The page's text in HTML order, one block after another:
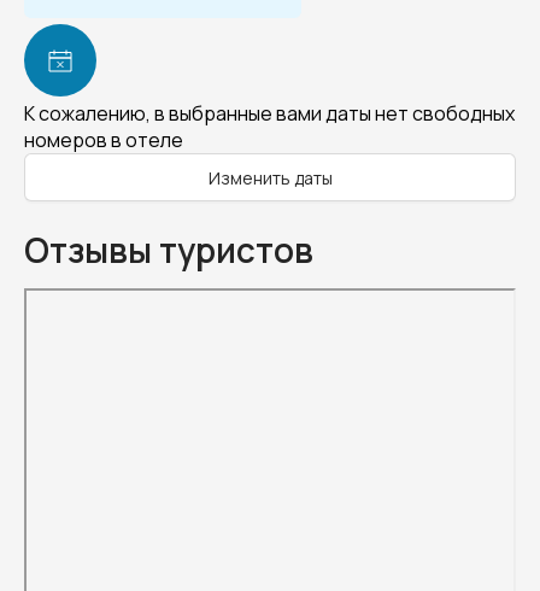
К сожалению, в выбранные вами даты нет свободных
номеров в отеле
Изменить даты
Отзывы туристов